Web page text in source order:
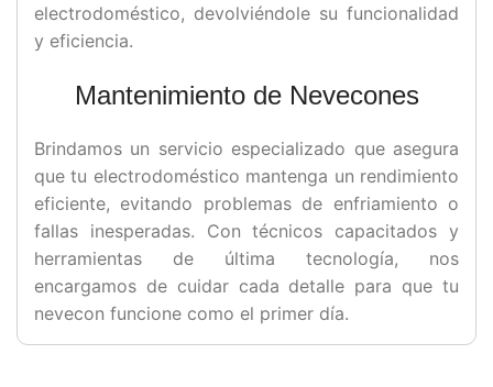
electrodoméstico, devolviéndole su funcionalidad
y eficiencia.
Mantenimiento de Nevecones
Brindamos un servicio especializado que asegura
que tu electrodoméstico mantenga un rendimiento
eficiente, evitando problemas de enfriamiento o
fallas inesperadas. Con técnicos capacitados y
herramientas de última tecnología, nos
encargamos de cuidar cada detalle para que tu
nevecon funcione como el primer día.